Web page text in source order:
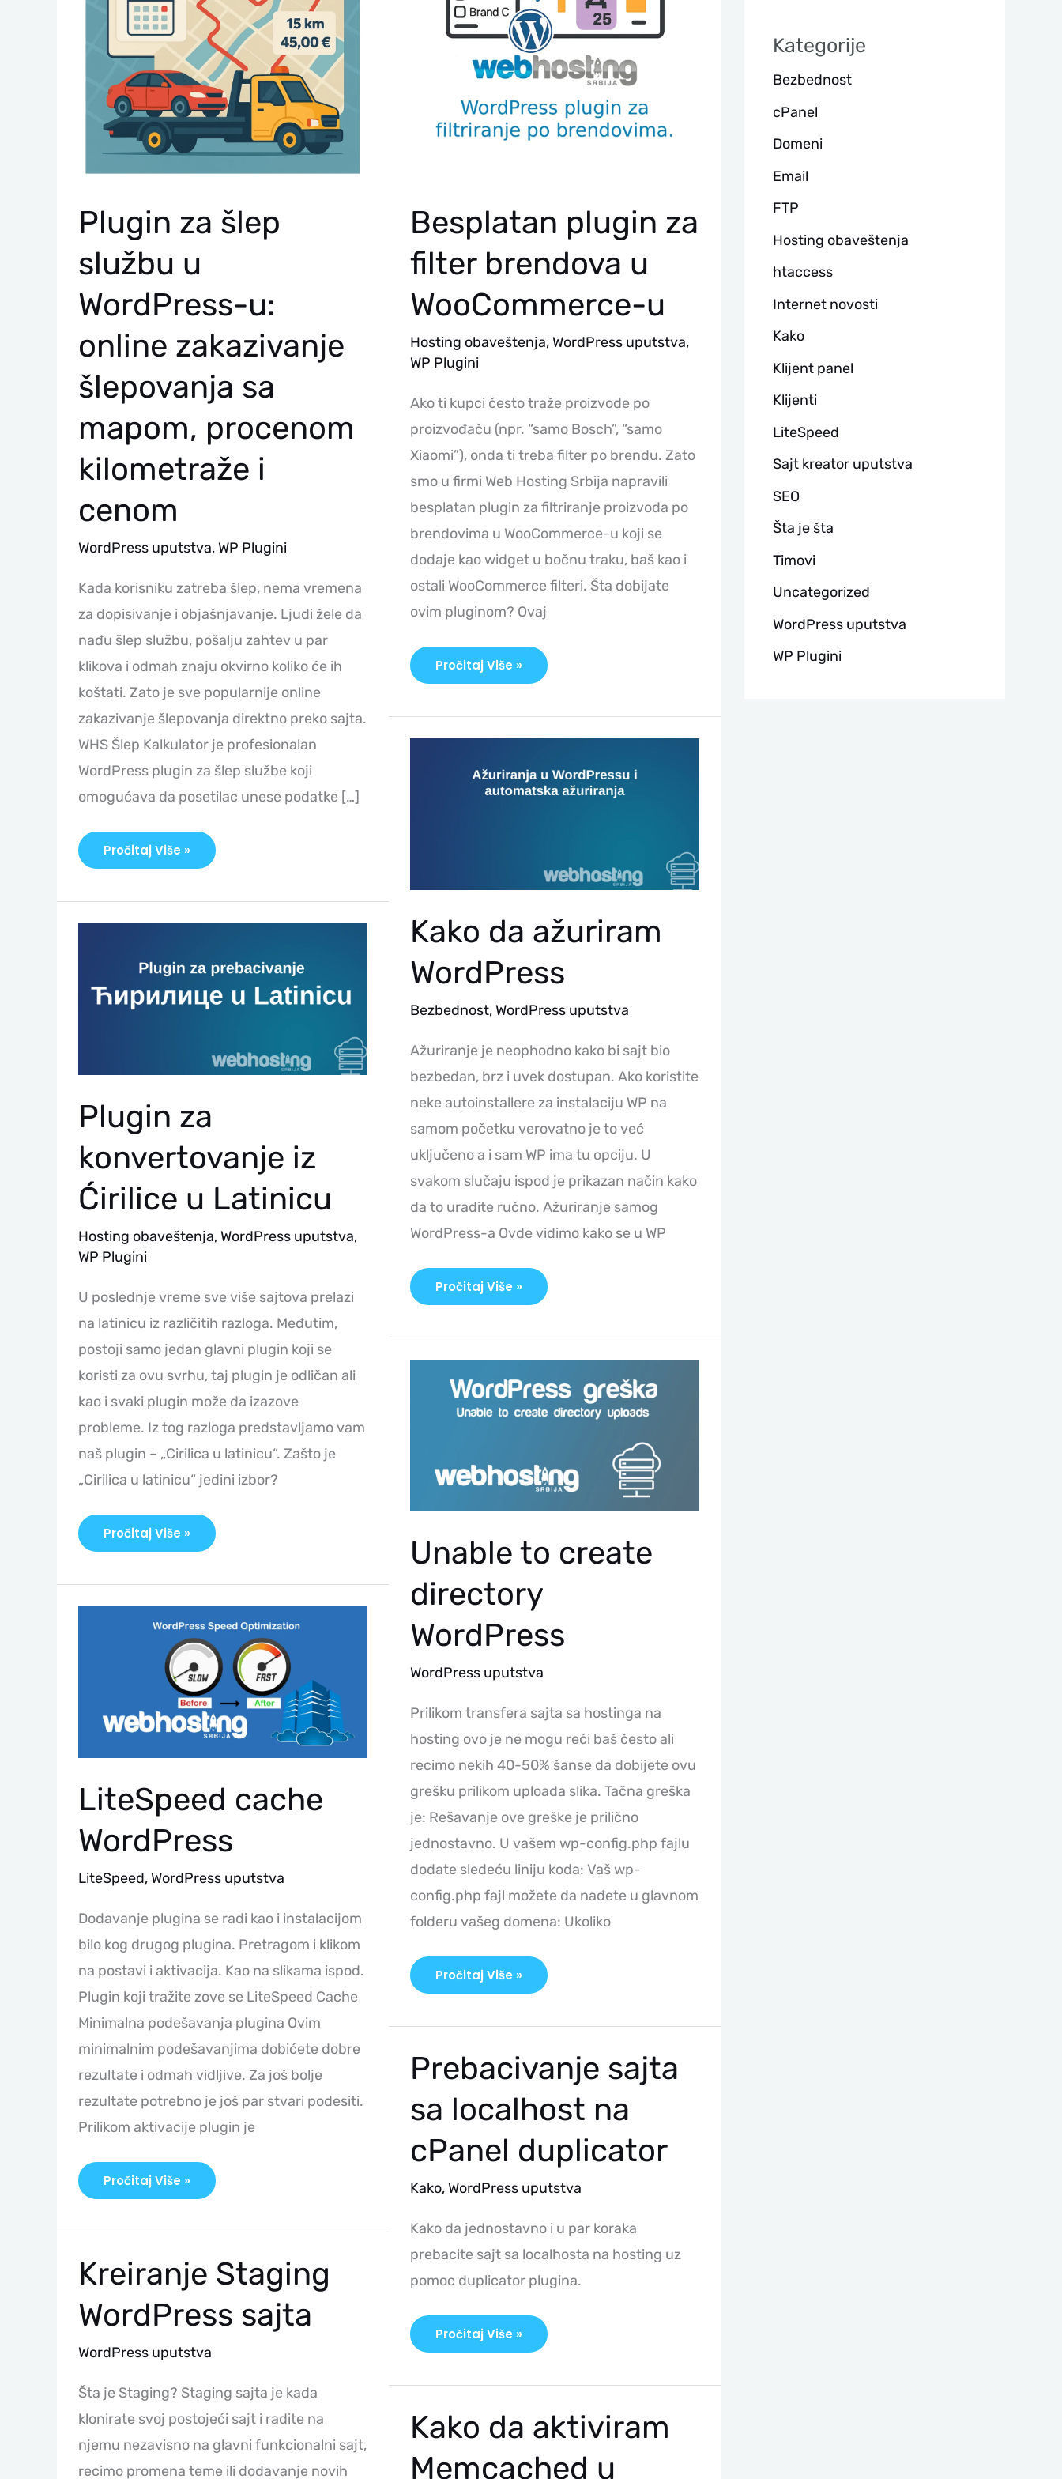
Plugin za šlep
službu u
WordPress-u:
online zakazivanje
šlepovanja sa
mapom, procenom
kilometraže i
cenom
WordPress uputstva, WP Plugini
Kada korisniku zatreba šlep, nema vremena
za dopisivanje i objašnjavanje. Ljudi žele da
nađu šlep službu, pošalju zahtev u par
klikova i odmah znaju okvirno koliko će ih
koštati. Zato je sve popularnije online
zakazivanje šlepovanja direktno preko sajta.
WHS Šlep Kalkulator je profesionalan
WordPress plugin za šlep službe koji
omogućava da posetilac unese podatke […]
Šlepovanja
Mapom,
Procenom
Kilometraže
Cenom
Pročitaj Više »
Besplatan plugin za
filter brendova u
WooCommerce-u
Hosting obaveštenja, WordPress uputstva,
WP Plugini
Ako ti kupci često traže proizvode po
proizvođaču (npr. “samo Bosch”, “samo
Xiaomi”), onda ti treba filter po brendu. Zato
smo u firmi Web Hosting Srbija napravili
besplatan plugin za filtriranje proizvoda po
brendovima u WooCommerce-u koji se
dodaje kao widget u bočnu traku, baš kao i
ostali WooCommerce filteri. Šta dobijate
ovim pluginom? Ovaj
Pročitaj Više »
Kako da ažuriram
WordPress
Bezbednost, WordPress uputstva
Ažuriranje je neophodno kako bi sajt bio
bezbedan, brz i uvek dostupan. Ako koristite
neke autoinstallere za instalaciju WP na
samom početku verovatno je to već
uključeno a i sam WP ima tu opciju. U
svakom slučaju ispod je prikazan način kako
da to uradite ručno. Ažuriranje samog
WordPress-a Ovde vidimo kako se u WP
Kako
Ažuriram
WordPress
Pročitaj Više »
Plugin za
konvertovanje iz
Ćirilice u Latinicu
Hosting obaveštenja, WordPress uputstva,
WP Plugini
U poslednje vreme sve više sajtova prelazi
na latinicu iz različitih razloga. Međutim,
postoji samo jedan glavni plugin koji se
koristi za ovu svrhu, taj plugin je odličan ali
kao i svaki plugin može da izazove
probleme. Iz tog razloga predstavljamo vam
naš plugin – „Cirilica u latinicu“. Zašto je
„Cirilica u latinicu“ jedini izbor?
Plugin
Ćirilice
U
Latinicu
Pročitaj Više »
Unable to create
directory
WordPress
WordPress uputstva
Prilikom transfera sajta sa hostinga na
hosting ovo je ne mogu reći baš često ali
recimo nekih 40-50% šanse da dobijete ovu
grešku prilikom uploada slika. Tačna greška
je: Rešavanje ove greške je prilično
jednostavno. U vašem wp-config.php fajlu
dodate sledeću liniju koda: Vaš wp-
config.php fajl možete da nađete u glavnom
folderu vašeg domena: Ukoliko
Unable
To
Create
Directory
WordPress
Pročitaj Više »
LiteSpeed cache
WordPress
LiteSpeed, WordPress uputstva
Dodavanje plugina se radi kao i instalacijom
bilo kog drugog plugina. Pretragom i klikom
na postavi i aktivacija. Kao na slikama ispod.
Plugin koji tražite zove se LiteSpeed Cache
Minimalna podešavanja plugina Ovim
minimalnim podešavanjima dobićete dobre
rezultate i odmah vidljive. Za još bolje
rezultate potrebno je još par stvari podesiti.
Prilikom aktivacije plugin je
LiteSpeed
WordPress
Pročitaj Više »
Prebacivanje sajta
sa localhost na
cPanel duplicator
Kako, WordPress uputstva
Kako da jednostavno i u par koraka
prebacite sajt sa localhosta na hosting uz
pomoc duplicator plugina.
Prebacivanje
Sajta
Sa
Na
CPanel
Duplicator
Pročitaj Više »
Kreiranje Staging
WordPress sajta
WordPress uputstva
Šta je Staging? Staging sajta je kada
klonirate svoj postojeći sajt i radite na
njemu nezavisno na glavni funkcionalni sajt,
recimo promena teme ili dodavanje novih
Kreiranje
Staging
WordPress
Kako da aktiviram
Memcached u
Kako
Da
Aktiviram
U
WordPressu?
г
а
Kategorije
Bezbednost
cPanel
Domeni
Email
FTP
Hosting obaveštenja
htaccess
Internet novosti
Kako
Klijent panel
Klijenti
LiteSpeed
Sajt kreator uputstva
SEO
Šta je šta
Timovi
Uncategorized
WordPress uputstva
WP Plugini